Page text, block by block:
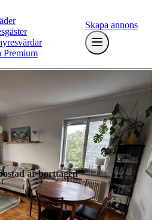
Premium
Skapa annons
är borttagen